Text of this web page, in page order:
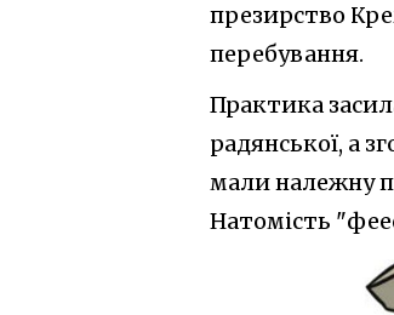
презирство
перебування.
Практика
радянської, а
мали належну
Натомість